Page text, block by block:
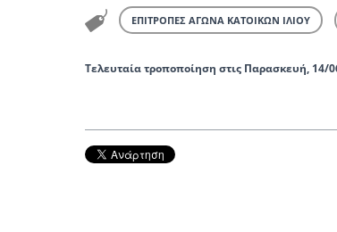
ΕΠΙΤΡΟΠΕΣ ΑΓΩΝΑ ΚΑΤΟΙΚΩΝ ΙΛΙΟΥ
Τελευταία τροποποίηση στις Παρασκευή, 14/